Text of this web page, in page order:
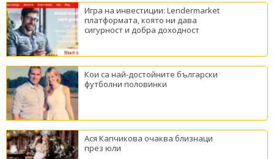
Игра на инвестиции: Lendermarket
платформата, която ни дава
сигурност и добра доходност
Кои са най-достойните български
футболни половинки
Ася Капчикова очаква близнаци
през юли